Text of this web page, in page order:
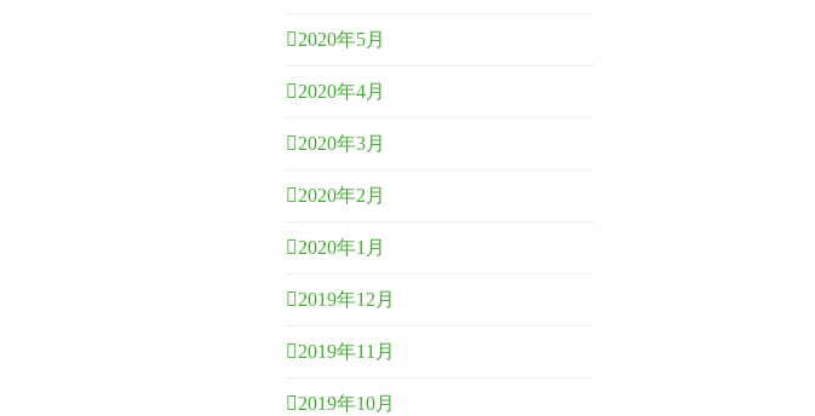
2020年5月
2020年4月
2020年3月
2020年2月
2020年1月
2019年12月
2019年11月
2019年10月